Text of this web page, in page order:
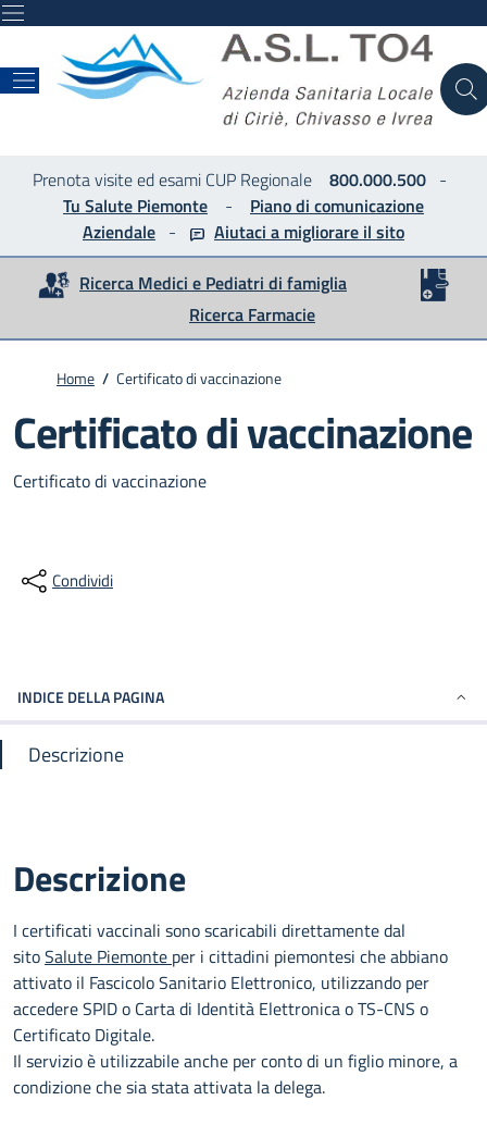
Prenota visite ed esami CUP Regionale 800.000.500-
Tu Salute Piemonte - Piano di comunicazione
Aziendale - Aiutaci a migliorare il sito
Ricerca Medici e Pediatri di famiglia
Ricerca Farmacie
Home / Certificato di vaccinazione
Certificato di vaccinazione
Certificato di vaccinazione
Condividi
INDICE DELLA PAGINA
Descrizione
Descrizione
I certificati vaccinali sono scaricabili direttamente dal
sitoSalute Piemonte per i cittadini piemontesi che abbiano
attivato il Fascicolo Sanitario Elettronico, utilizzando per
accedere SPID o Carta di Identità Elettronica o TS-CNS o
Certificato Digitale.
Il servizio è utilizzabile anche per conto di un figlio minore, a
condizione che sia stata attivata la delega.